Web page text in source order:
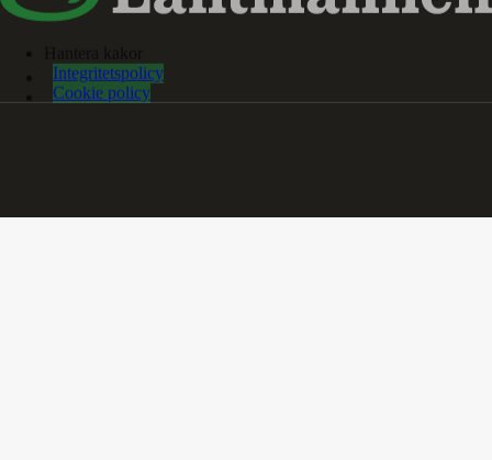
Integritetspolicy
Cookie policy